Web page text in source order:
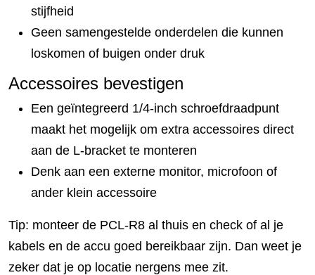
stijfheid
Geen samengestelde onderdelen die kunnen
loskomen of buigen onder druk
Accessoires bevestigen
Een geïntegreerd 1/4-inch schroefdraadpunt
maakt het mogelijk om extra accessoires direct
aan de L-bracket te monteren
Denk aan een externe monitor, microfoon of
ander klein accessoire
Tip: monteer de PCL-R8 al thuis en check of al je
kabels en de accu goed bereikbaar zijn. Dan weet je
zeker dat je op locatie nergens mee zit.